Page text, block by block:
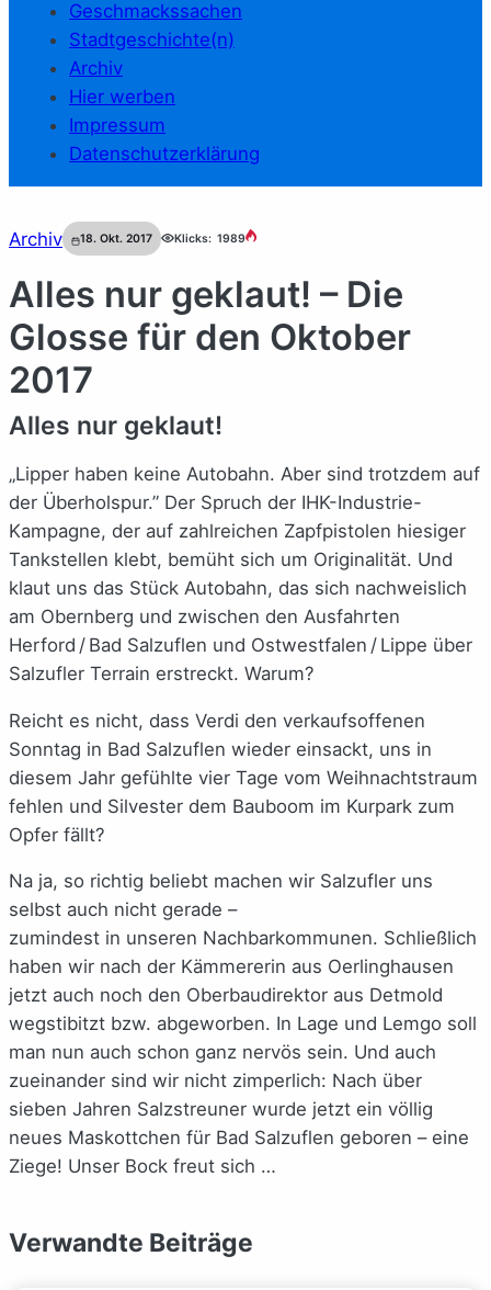
Geschmackssachen
Stadtgeschichte(n)
Archiv
Hier werben
Impressum
Datenschutzerklärung
Archiv 18. Okt. 2017 Klicks: 1989
Alles nur geklaut! – Die
Glosse für den Oktober
2017
Alles nur geklaut!
„Lipper haben keine Autobahn. Aber sind trotzdem auf
der Überholspur.” Der Spruch der IHK-Industrie-
Kampagne, der auf zahlreichen Zapfpistolen hiesiger
Tankstellen klebt, bemüht sich um Originalität. Und
klaut uns das Stück Autobahn, das sich nachweislich
am Obernberg und zwischen den Ausfahrten
Herford / Bad Salzuflen und Ostwestfalen / Lippe über
Salzufler Terrain erstreckt. Warum?
Reicht es nicht, dass Verdi den verkaufsoffenen
Sonntag in Bad Salzuflen wieder einsackt, uns in
diesem Jahr gefühlte vier Tage vom Weihnachtstraum
fehlen und Silvester dem Bauboom im Kurpark zum
Opfer fällt?
Na ja, so richtig beliebt machen wir Salzufler uns
selbst auch nicht gerade –
zumindest in unseren Nachbarkommunen. Schließlich
haben wir nach der Kämmererin aus Oerlinghausen
jetzt auch noch den Oberbaudirektor aus Detmold
wegstibitzt bzw. abgeworben. In Lage und Lemgo soll
man nun auch schon ganz nervös sein. Und auch
zueinander sind wir nicht zimperlich: Nach über
sieben Jahren Salzstreuner wurde jetzt ein völlig
neues Maskottchen für Bad Salzuflen geboren – eine
Ziege! Unser Bock freut sich …
Verwandte Beiträge